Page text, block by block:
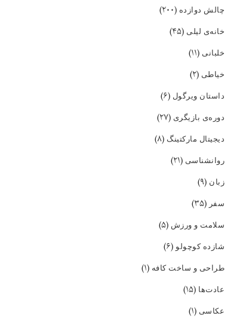
چالش دوازده (۲۰۰)
خانه‌ی لیلی (۴۵)
خلبانی (۱۱)
خیاطی (۲)
داستان ویرگول (۶)
دوره‌ی بازیگری (۲۷)
دیجیتال مارکتینگ (۸)
روانشناسی (۲۱)
زبان (۹)
سفر(۳۵)
سلامت و ورزش (۵)
شازده کوچولو(۶)
طراحی و ساخت کافه (۱)
عادت‌ها (۱۵)
عکاسی (۱)